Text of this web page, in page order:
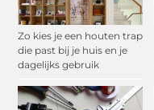
Zo kies je een houten trap
die past bij je huis en je
dagelijks gebruik